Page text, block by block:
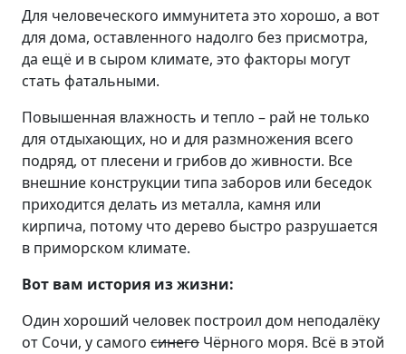
Для человеческого иммунитета это хорошо, а вот
для дома, оставленного надолго без присмотра,
да ещё и в сыром климате, это факторы могут
стать фатальными.
Повышенная влажность и тепло – рай не только
для отдыхающих, но и для размножения всего
подряд, от плесени и грибов до живности. Все
внешние конструкции типа заборов или беседок
приходится делать из металла, камня или
кирпича, потому что дерево быстро разрушается
в приморском климате.
Вот вам история из жизни:
Один хороший человек построил дом неподалёку
от Сочи, у самого синего Чёрного моря. Всё в этой